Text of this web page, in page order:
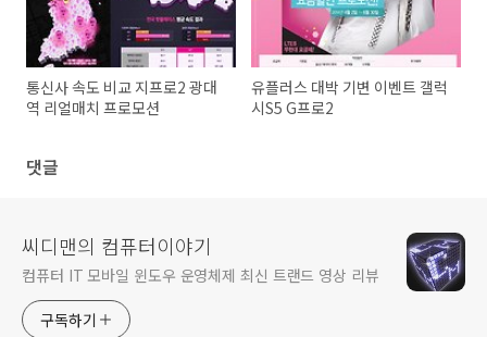
통신사 속도 비교 지프로2 광대
역 리얼매치 프로모션
유플러스 대박 기변 이벤트 갤럭
시S5 G프로2
댓글
씨디맨의 컴퓨터이야기
컴퓨터 IT 모바일 윈도우 운영체제 최신 트랜드 영상 리뷰
구독하기